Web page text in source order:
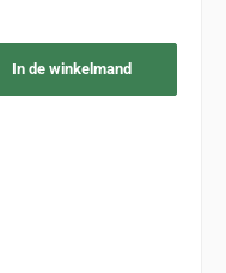
In de winkelmand